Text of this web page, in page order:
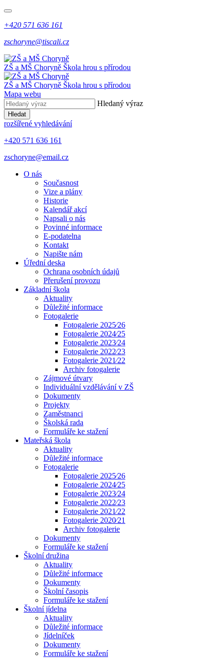
+420 571 636 161
zschoryne@tiscali.cz
ZŠ a MŠ Choryně Škola hrou s přírodou
ZŠ a MŠ Choryně Škola hrou s přírodou
Mapa webu
Hledaný výraz
Hledat
rozšířené vyhledávání
+420 571 636 161
zschoryne@email.cz
O nás
Současnost
Vize a plány
Historie
Kalendář akcí
Napsali o nás
Povinné informace
E-podatelna
Kontakt
Napište nám
Úřední deska
Ochrana osobních údajů
Přerušení provozu
Základní škola
Aktuality
Důležité informace
Fotogalerie
Fotogalerie 2025⁄26
Fotogalerie 2024⁄25
Fotogalerie 2023⁄24
Fotogalerie 2022⁄23
Fotogalerie 2021⁄22
Archiv fotogalerie
Zájmové útvary
Individuální vzdělávání v ZŠ
Dokumenty
Projekty
Zaměstnanci
Školská rada
Formuláře ke stažení
Mateřská škola
Aktuality
Důležité informace
Fotogalerie
Fotogalerie 2025⁄26
Fotogalerie 2024⁄25
Fotogalerie 2023⁄24
Fotogalerie 2022⁄23
Fotogalerie 2021⁄22
Fotogalerie 2020⁄21
Archiv fotogalerie
Dokumenty
Formuláře ke stažení
Školní družina
Aktuality
Důležité informace
Dokumenty
Školní časopis
Formuláře ke stažení
Školní jídelna
Aktuality
Důležité informace
Jídelníček
Dokumenty
Formuláře ke stažení